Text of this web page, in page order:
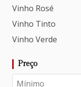
Vinho Rosé
Vinho Tinto
Vinho Verde
Preço